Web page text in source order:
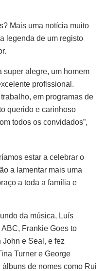
Mais uma notícia muito
legenda de um registo
super alegre, um homem
profissional.
em programas de
querido e carinhoso
todos os convidados”,
estar a celebrar o
a lamentar mais uma
a toda a família e
da música, Luís
Frankie Goes to
e Seal, e fez
Turner e George
de nomes como Rui